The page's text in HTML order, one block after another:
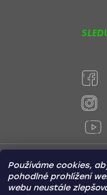
Používáme cookies,
pohodlné prohlížení
webu neustále
Online